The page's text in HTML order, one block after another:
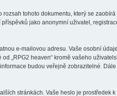
tohoto dokumentu, který se
jako anonymní uživatel,
e-mailovou adresu. Vaše osobní
„RPG2 heaven“ kromě vašeho
budou veřejně zobrazitelné.
stránkách. Vaše heslo je prostředek k